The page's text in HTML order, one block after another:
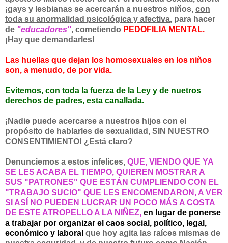
¡gays y lesbianas se acercarán a nuestros niños, con
toda su anormalidad psicológica y afectiva, para hacer
de "educadores", cometiendo PEDOFILIA MENTAL.
¡Hay que demandarles!
Las huellas que dejan los homosexuales en los niños
son, a menudo, de por vida.
Evitemos, con toda la fuerza de la Ley y de nuetros
derechos de padres, esta canallada.
¡Nadie puede acercarse a nuestros hijos con el
propósito de hablarles de sexualidad, SIN NUESTRO
CONSENTIMIENTO! ¿Está claro?
Denunciemos a estos infelices, QUE, VIENDO QUE YA
SE LES ACABA EL TIEMPO, QUIEREN MOSTRAR A
SUS "PATRONES" QUE ESTÁN CUMPLIENDO CON EL
"TRABAJO SUCIO" QUE LES ENCOMENDARON, A VER
SI ASÍ NO PUEDEN LUCRAR UN POCO MÁS A COSTA
DE ESTE ATROPELLO A LA NIÑEZ, en lugar de ponerse
a trabajar por organizar el caos social, político, legal,
económico y laboral que hoy agita las raíces mismas de